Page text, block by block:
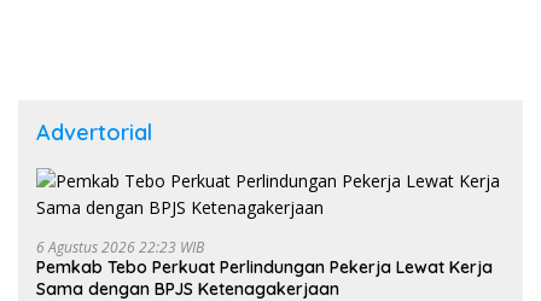
Advertorial
6 Agustus 2026 22:23 WIB
Pemkab Tebo Perkuat Perlindungan Pekerja Lewat Kerja
Sama dengan BPJS Ketenagakerjaan